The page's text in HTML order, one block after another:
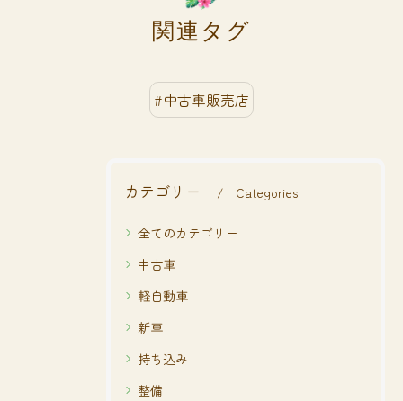
関連タグ
#中古車販売店
カテゴリー Categories
全てのカテゴリー
中古車
軽自動車
新車
持ち込み
整備